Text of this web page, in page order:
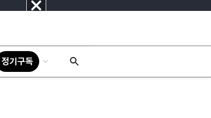
닫
정기구독